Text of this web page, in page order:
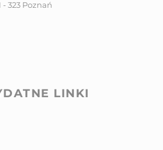
- 323 Poznań
LINKI